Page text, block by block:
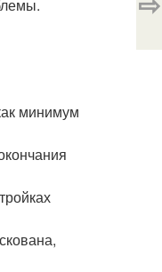
минимум